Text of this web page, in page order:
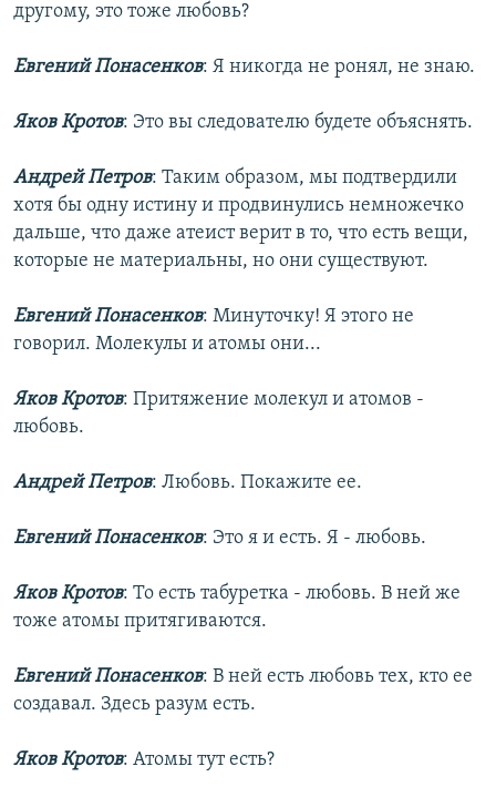
другому, это тоже любовь?
Евгений Понасенков: Я никогда не ронял, не знаю.
Яков Кротов: Это вы следователю будете объяснять.
Андрей Петров: Таким образом, мы подтвердили
хотя бы одну истину и продвинулись немножечко
дальше, что даже атеист верит в то, что есть вещи,
которые не материальны, но они существуют.
Евгений Понасенков: Минуточку! Я этого не
говорил. Молекулы и атомы они...
Яков Кротов: Притяжение молекул и атомов -
любовь.
Андрей Петров: Любовь. Покажите ее.
Евгений Понасенков: Это я и есть. Я - любовь.
Яков Кротов: То есть табуретка - любовь. В ней же
тоже атомы притягиваются.
Евгений Понасенков: В ней есть любовь тех, кто ее
создавал. Здесь разум есть.
Яков Кротов: Атомы тут есть?